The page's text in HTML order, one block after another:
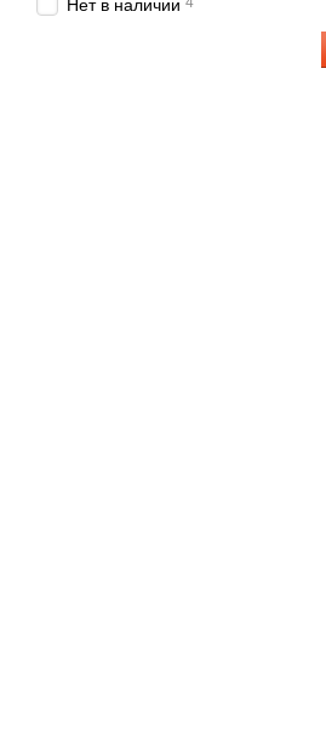
Нет в наличии